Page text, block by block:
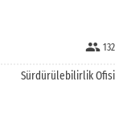
people 132
Sürdürülebilirlik Ofisi